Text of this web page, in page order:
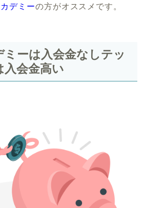
デミーの方がオススメです。
ーは入会金なしテッ
入会金高い